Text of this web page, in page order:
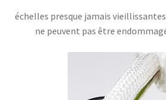
échelles presque jamais
ne peuvent pas être